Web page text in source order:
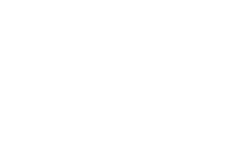
。再度クリックすると元